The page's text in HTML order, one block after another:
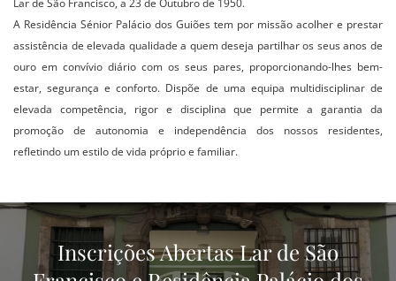
Lar de São Francisco, a 23 de Outubro de 1950.
A Residência Sénior Palácio dos Guiões tem por missão acolher e prestar
assistência de elevada qualidade a quem deseja partilhar os seus anos de
ouro em convívio diário com os seus pares, proporcionando-lhes bem-
estar, segurança e conforto. Dispõe de uma equipa multidisciplinar de
elevada competência, rigor e disciplina que permite a garantia da
promoção de autonomia e independência dos nossos residentes,
refletindo um estilo de vida próprio e familiar.
Inscrições Abertas Lar de São